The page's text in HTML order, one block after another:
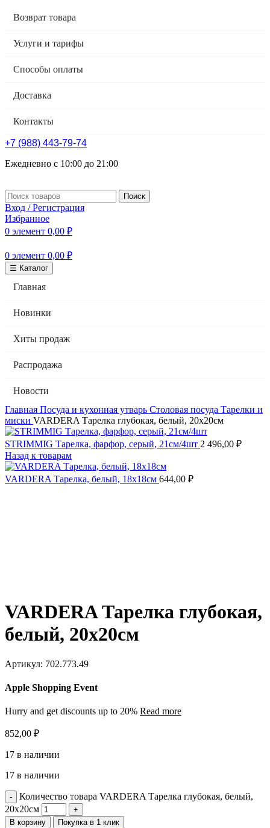
Возврат товара
Услуги и тарифы
Способы оплаты
Доставка
Контакты
+7 (988) 443-79-74
Ежедневно с 10:00 до 21:00
Поиск
Вход / Регистрация
Избранное
0 элемент 0,00 ₽
0 элемент 0,00 ₽
☰ Каталог
Главная
Новинки
Хиты продаж
Распродажа
Новости
Главная Посуда и кухонная утварь Столовая посуда Тарелки и
миски VARDERA Тарелка глубокая, белый, 20х20см
STRIMMIG Тарелка, фарфор, серый, 21см/4шт 2 496,00 ₽
Назад к товарам
VARDERA Тарелка, белый, 18х18см 644,00 ₽
VARDERA Тарелка глубокая,
белый, 20х20см
Артикул: 702.773.49
Apple Shopping Event
Hurry and get discounts up to 20% Read more
852,00 ₽
17 в наличии
17 в наличии
Количество товара VARDERA Тарелка глубокая, белый,
20х20см
В корзину Покупка в 1 клик